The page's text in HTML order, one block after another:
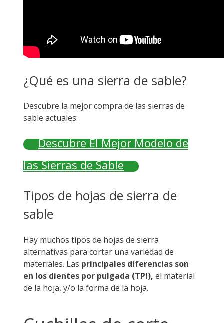
¿Qué es una sierra de sable?
Descubre la mejor compra de las sierras de
sable actuales:
Descubre El Mejor Modelo de
las Sierras de Sable
Tipos de hojas de sierra de
sable
Hay muchos tipos de hojas de sierra
alternativas para cortar una variedad de
materiales. Las principales diferencias son
en los dientes por pulgada (TPI), el material
de la hoja, y/o la forma de la hoja.